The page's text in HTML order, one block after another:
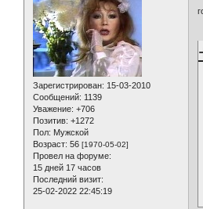
Зарегистрирован: 15-03-2010
Сообщений: 1139
Уважение: +706
Позитив: +1272
Пол: Мужской
Возраст: 56 [1970-05-02]
Провел на форуме:
15 дней 17 часов
Последний визит:
25-02-2022 22:45:19